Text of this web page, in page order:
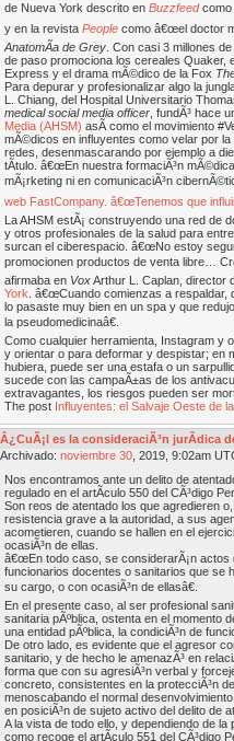
de Nueva York descrito en Buzzfeedcomo
y en la revista People como â€œel doctor
AnatomÃ­a de Grey . Con casi 3 millones
de paso promociona los cereales Quaker,
Express y el drama mÃ©dico de la Fox
Para depurar y profesionalizar algo la
L. Chiang, del Hospital Universitario
medical social media officer , fundÃ³ hace
Media (AHSM) asÃ­ como el movimiento
mÃ©dicos en influyentes como velar por
redes, desenmascarando por ejemplo a
tÃ­tulo. â€œEn nuestra formaciÃ³n
mÃ¡rketing ni en comunicaciÃ³n
web FastCompany. â€œTenemos que
La AHSM estÃ¡ construyendo una red de
y otros profesionales de la salud para
surcan el ciberespacio. â€œNo estoy
promocionen productos de venta libre…
afirmaba en VoxArthur L. Caplan,
York . â€œCuando comienzas a respaldar,
lo pasaste muy bien en un spa y que
la pseudomedicinaâ€.
Como cualquier herramienta, Instagram y
y orientar o para deformar y despistar; en
hubiera, puede ser una estafa o un
sucede con las campaÃ±as de los
extravagantes, los riesgos pueden ser
The post Influyentes: el Salvaje Oeste de
Â¿CuÃ¡l es la consideraciÃ³n jurÃ­dica
Archivado: noviembre 30 , 2019, 9:02am
Nos encontramos ante un delito de
regulado en el artÃ­culo 550 del CÃ³digo
Son reos de atentado los que agredieren
resistencia grave a la autoridad, a sus
acometieren, cuando se hallen en el
ocasiÃ³n de ellas.
â€œEn todo caso, se considerarÃ¡n actos
funcionarios docentes o sanitarios que se
su cargo, o con ocasiÃ³n de ellasâ€.
En el presente caso, al ser profesional
sanitaria pÃºblica, ostenta en el momento
una entidad pÃºblica, la condiciÃ³n de
De otro lado, es evidente que el agresor
sanitario, y de hecho le amenazÃ³ en
forma que con su agresiÃ³n verbal y
concreto, consistentes en la protecciÃ³n
menoscabando el normal
en posiciÃ³n de sujeto activo del delito de
A la vista de todo ello, y dependiendo de
como recoge el artÃ­culo 551 del CÃ³digo